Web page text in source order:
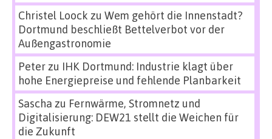
Christel Loock zu Wem gehört die Innenstadt?
Dortmund beschließt Bettelverbot vor der
Außengastronomie
Peterzu IHK Dortmund: Industrie klagt über
hohe Energiepreise und fehlende Planbarkeit
Sascha zu Fernwärme, Stromnetz und
Digitalisierung: DEW21 stellt die Weichen für
die Zukunft